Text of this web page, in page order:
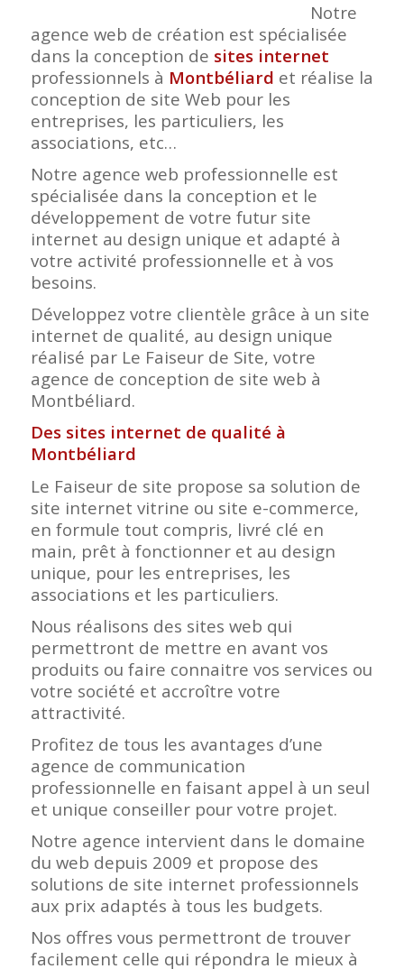
Notre
agence web de création est spécialisée
dans la conception de sites internet
professionnels à Montbéliard et réalise la
conception de site Web pour les
entreprises, les particuliers, les
associations, etc…
Notre agence web professionnelle est
spécialisée dans la conception et le
développement de votre futur site
internet au design unique et adapté à
votre activité professionnelle et à vos
besoins.
Développez votre clientèle grâce à un site
internet de qualité, au design unique
réalisé par Le Faiseur de Site, votre
agence de conception de site web à
Montbéliard.
Des sites internet de qualité à
Montbéliard
Le Faiseur de site propose sa solution de
site internet vitrine ou site e-commerce,
en formule tout compris, livré clé en
main, prêt à fonctionner et au design
unique, pour les entreprises, les
associations et les particuliers.
Nous réalisons des sites web qui
permettront de mettre en avant vos
produits ou faire connaitre vos services ou
votre société et accroître votre
attractivité.
Profitez de tous les avantages d’une
agence de communication
professionnelle en faisant appel à un seul
et unique conseiller pour votre projet.
Notre agence intervient dans le domaine
du web depuis 2009 et propose des
solutions de site internet professionnels
aux prix adaptés à tous les budgets.
Nos offres vous permettront de trouver
facilement celle qui répondra le mieux à